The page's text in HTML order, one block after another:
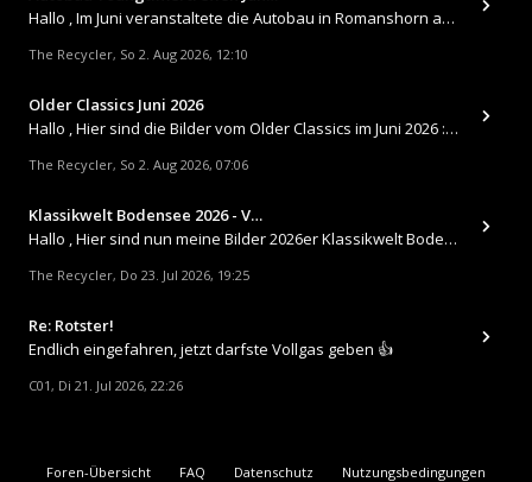
Hallo , Im Juni veranstaltete die Autobau in Romanshorn auf ihrem Gelände ein kleines Youngtimertreffen : https://up.
The Recycler, So 2. Aug 2026, 12:10
Older Classics Juni 2026
​Hallo , Hier sind die Bilder vom Older Classics im Juni 2026 : https://up.picr.de/51155940wd.jpg https://up.pic
The Recycler, So 2. Aug 2026, 07:06
Klassikwelt Bodensee 2026 - V…
Hallo , Hier sind nun meine Bilder 2026er Klassikwelt Bodensee 😀 https://up.picr.de/51125547rb.jpg https://up.pi
The Recycler, Do 23. Jul 2026, 19:25
Re: Rotster!
Endlich eingefahren, jetzt darfste Vollgas geben 👍
C01, Di 21. Jul 2026, 22:26
Foren-Übersicht FAQ Datenschutz Nutzungsbedingungen